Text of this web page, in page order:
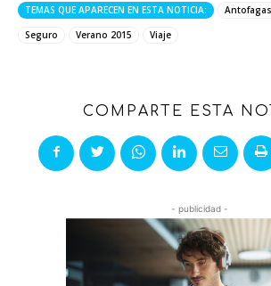
TEMAS QUE APARECEN EN ESTA NOTICIA:
Seguro
Verano 2015 Viaje
COMPARTE ESTA
- publicidad -